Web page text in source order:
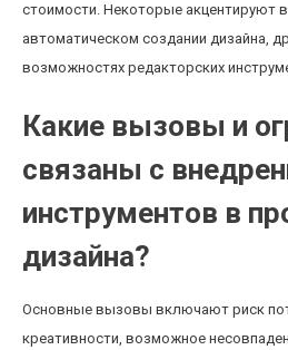
стоимости. Некоторые акцентируют
автоматическом создании дизайна,
возможностях редакторских
Какие вызовы и
связаны с
инструментов в
дизайна?
Основные вызовы включают риск
креативности, возможное